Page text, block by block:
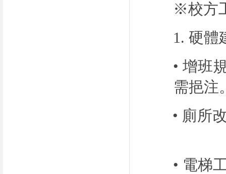
※校方
1. 硬體
• 增班
需挹注
• 廁所
• 電梯